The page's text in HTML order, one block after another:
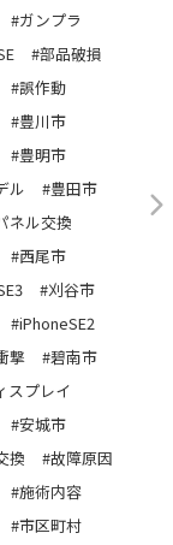
#ガンプラ
#部品破損
#誤作動
#豊川市
#豊明市
ル
#豊田市
ネル交換
#西尾市
#刈谷市
#iPhoneSE2
撃
#碧南市
スプレイ
#安城市
換
#故障原因
#施術内容
#市区町村